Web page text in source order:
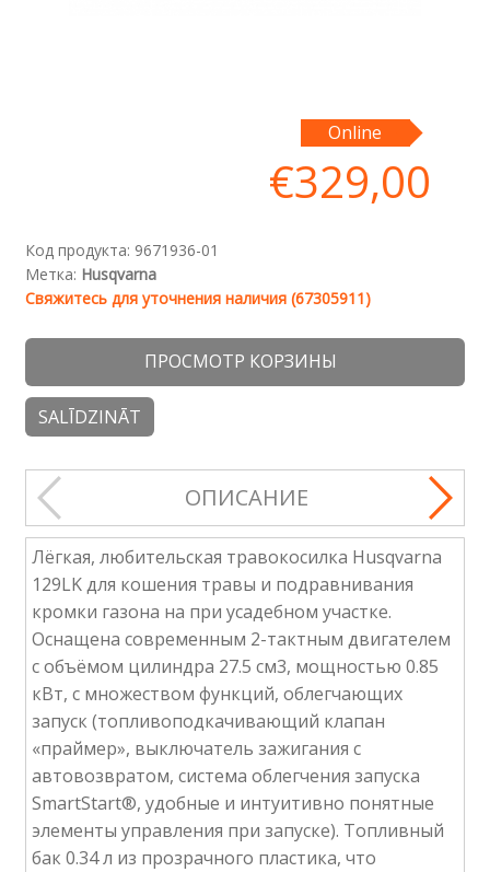
Online
€329,00
Код продукта: 9671936-01
Метка: Husqvarna
Свяжитесь для уточнения наличия (67305911)
ПРОСМОТР КОРЗИНЫ
SALĪDZINĀT
ОПИСАНИЕ
Лёгкая, любительская травокосилка Husqvarna
129LK для кошения травы и подравнивания
кромки газона на при усадебном участке.
Оснащена современным 2-тактным двигателем
с объёмом цилиндра 27.5 см3, мощностью 0.85
кВт, с множеством функций, облегчающих
запуск (топливоподкачивающий клапан
«праймер», выключатель зажигания с
автовозвратом, система облегчения запуска
SmartStart®, удобные и интуитивно понятные
элементы управления при запуске). Топливный
бак 0.34 л из прозрачного пластика, что